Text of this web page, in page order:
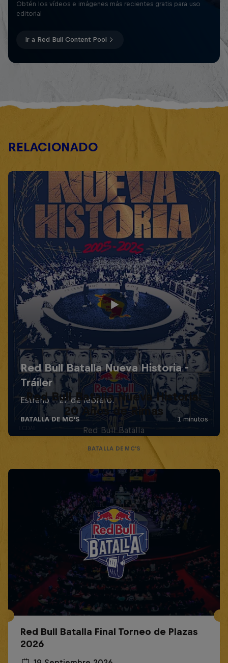
Obtén los vídeos e imágenes más recientes gratis para uso
editorial
Ir a Red Bull Content Pool
RELACIONADO
Red Bull Batalla Nueva Historia:
20 Años de Rimas
Red Bull Batalla
BATALLA DE MC'S
Red Bull Batalla Final Torneo de Plazas
2026